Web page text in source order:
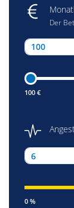
Dein
Der
100 €
0 %